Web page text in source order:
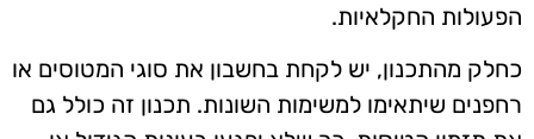
הפעולות החקלאיות.
כחלק מהתכנון, יש לקחת בחשבון את סוגי המטוסים או
רחפנים שיתאימו למשימות השונות. תכנון זה כולל גם